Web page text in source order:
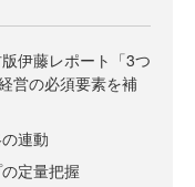
伊藤レポート「3つ
営の必須要素を補
連動
定量把握